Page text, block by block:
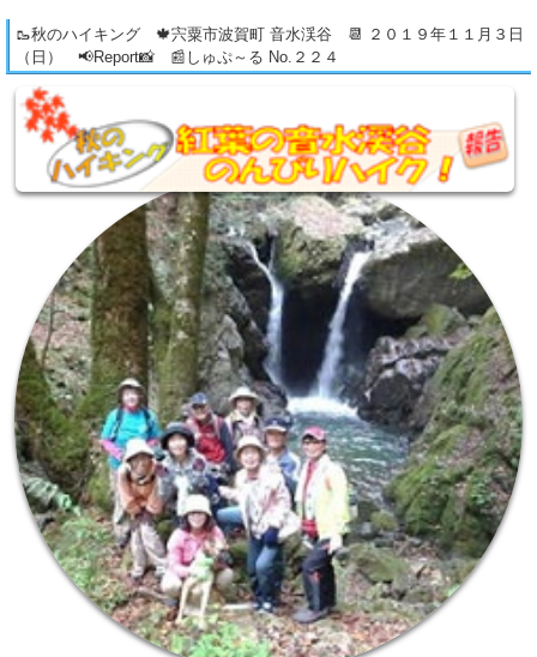
🥾秋のハイキング 🍁宍粟市波賀町 音水渓谷 📆 ２０１９年１１月３日
（日） 📢Report📸 📰しゅぷ～る No.２２４